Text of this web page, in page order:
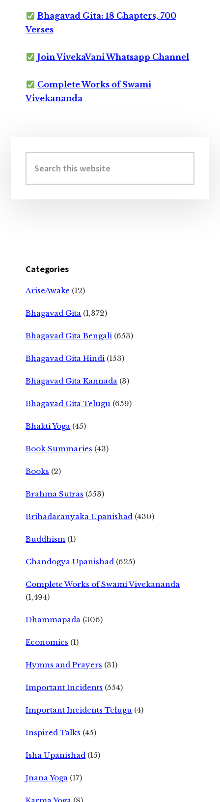
Bhagavad Gita: 18 Chapters, 700
Verses
Join VivekaVani Whatsapp Channel
Complete Works of Swami
Vivekananda
Sidebar
this
website
Categories
AriseAwake (12)
Bhagavad Gita (1,372)
Bhagavad Gita Bengali (653)
Bhagavad Gita Hindi (153)
Bhagavad Gita Kannada (3)
Bhagavad Gita Telugu (659)
Bhakti Yoga (45)
Book Summaries (43)
Books (2)
Brahma Sutras (553)
Brihadaranyaka Upanishad (430)
Buddhism (1)
Chandogya Upanishad (625)
Complete Works of Swami Vivekananda
(1,494)
Dhammapada (306)
Economics (1)
Hymns and Prayers (31)
Important Incidents (554)
Important Incidents Telugu (4)
Inspired Talks (45)
Isha Upanishad (15)
Jnana Yoga (17)
Karma Yoga (8)